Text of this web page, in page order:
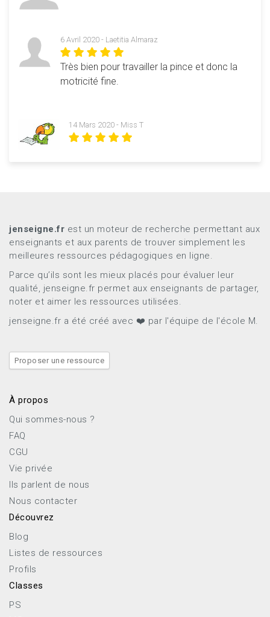
6 Avril 2020 - Laetitia Almaraz
Très bien pour travailler la pince et donc la
motricité fine.
14 Mars 2020 - Miss T
jenseigne.fr est un moteur de recherche permettant aux
enseignants et aux parents de trouver simplement les
meilleures ressources pédagogiques en ligne.
Parce qu’ils sont les mieux placés pour évaluer leur
qualité, jenseigne.fr permet aux enseignants de partager,
noter et aimer les ressources utilisées.
jenseigne.fr a été créé avec ❤️ par l'équipe de l'école M.
Proposer une ressource
À propos
Qui sommes-nous ?
FAQ
CGU
Vie privée
Ils parlent de nous
Nous contacter
Découvrez
Blog
Listes de ressources
Profils
Classes
PS